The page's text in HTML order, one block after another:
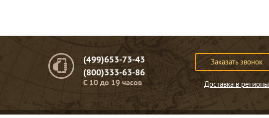
(499)653-73-43
(800)333-63-86
C 10 до 19 часов
Заказать звонок
Доставка в регионы